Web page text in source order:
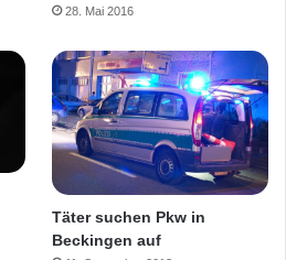
28. Mai 2016
Täter suchen Pkw in
Beckingen auf